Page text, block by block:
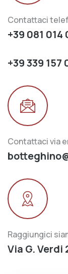
Contattaci
+39 081 014
+39 339 157
Contattaci via
Raggiungici
Via G. Verdi